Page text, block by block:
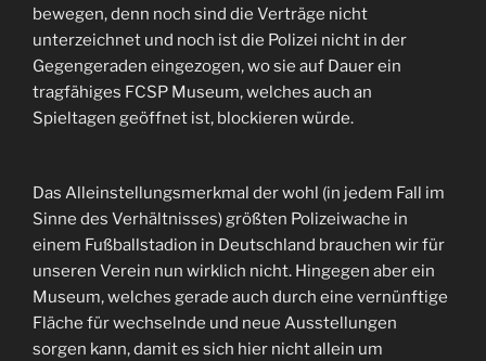
bewegen, denn noch sind die Verträge nicht
unterzeichnet und noch ist die Polizei nicht in der
Gegengeraden eingezogen, wo sie auf Dauer ein
tragfähiges FCSP Museum, welches auch an
Spieltagen geöffnet ist, blockieren würde.
Das Alleinstellungsmerkmal der wohl (in jedem Fall im
Sinne des Verhältnisses) größten Polizeiwache in
einem Fußballstadion in Deutschland brauchen wir für
unseren Verein nun wirklich nicht. Hingegen aber ein
Museum, welches gerade auch durch eine vernünftige
Fläche für wechselnde und neue Ausstellungen
sorgen kann, damit es sich hier nicht allein um